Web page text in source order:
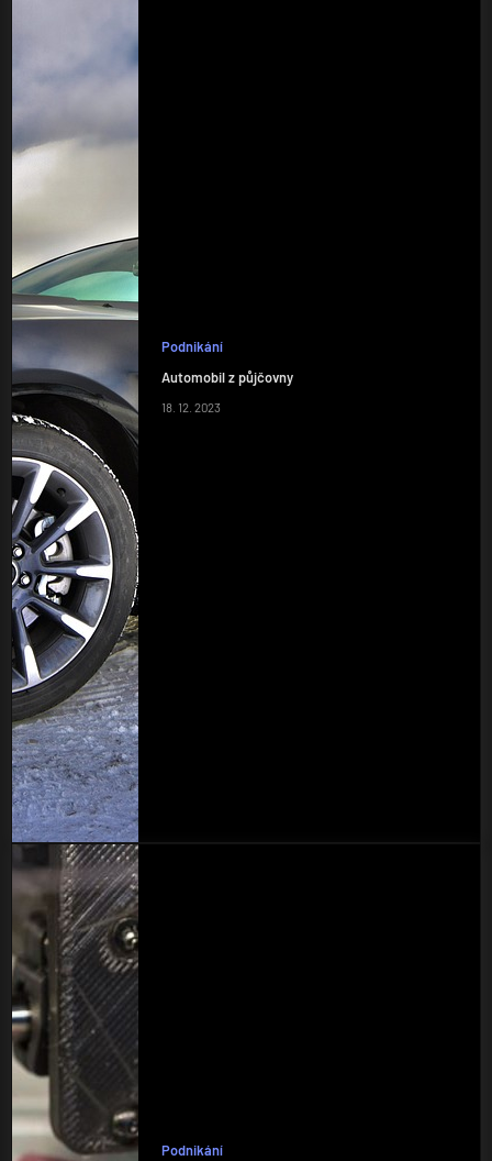
Podnikání
Automobil z půjčovny
18. 12. 2023
Podnikání